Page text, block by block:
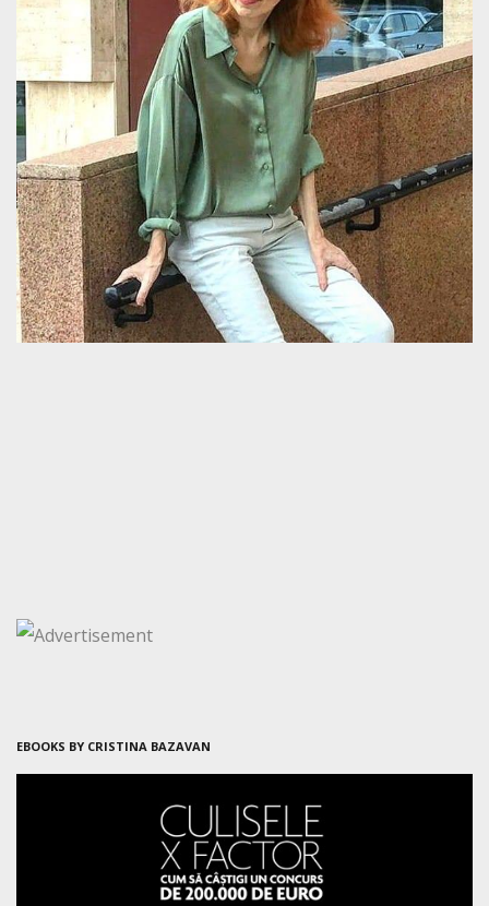
EBOOKS BY CRISTINA BAZAVAN